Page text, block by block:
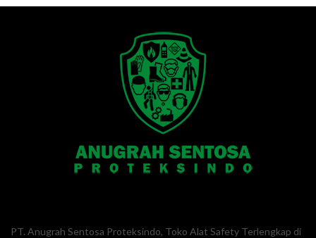
PT. Anugrah Sentosa Proteksindo, Toko Alat Safety Terlengkap di